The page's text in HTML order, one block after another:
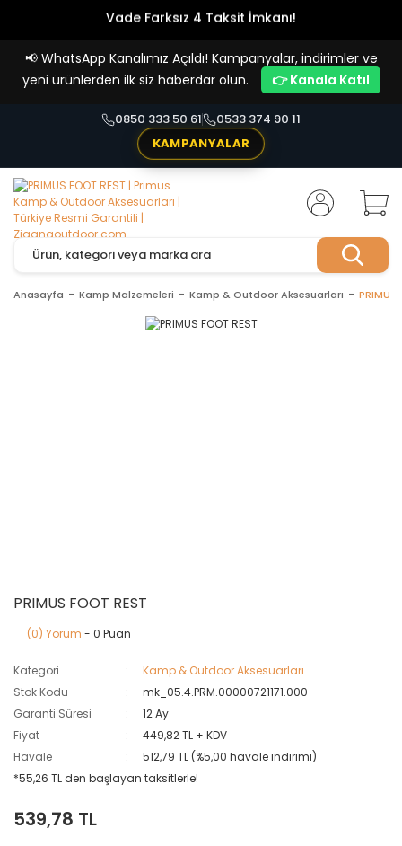
Vade Farksız 4 Taksit İmkanı!
📢 WhatsApp Kanalımız Açıldı! Kampanyalar, indirimler ve
yeni ürünlerden ilk siz haberdar olun.
👉 Kanala Katıl
0850 333 50 61
0533 374 90 11
KAMPANYALAR
Anasayfa Kamp Malzemeleri Kamp & Outdoor Aksesuarları PRIMUS
PRIMUS FOOT REST
(0) Yorum - 0 Puan
Kategori
Kamp & Outdoor Aksesuarları
Stok Kodu
mk_05.4.PRM.00000721171.000
Garanti Süresi
12 Ay
Fiyat
449,82 TL + KDV
Havale
512,79 TL (%5,00 havale indirimi)
*55,26 TL den başlayan taksitlerle!
539,78 TL